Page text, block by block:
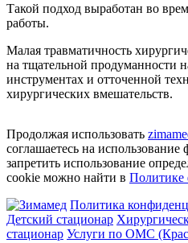
Такой подход выработан во
работы.
Малая травматичность
на тщательной продуманности
инструментах и отточенной
хирургических вмешательств.
Продолжая использовать
соглашаетесь на
запретить использование
cookie можно найти в Политике
Политика
Детский стационар
стационар Услуги по ОМС